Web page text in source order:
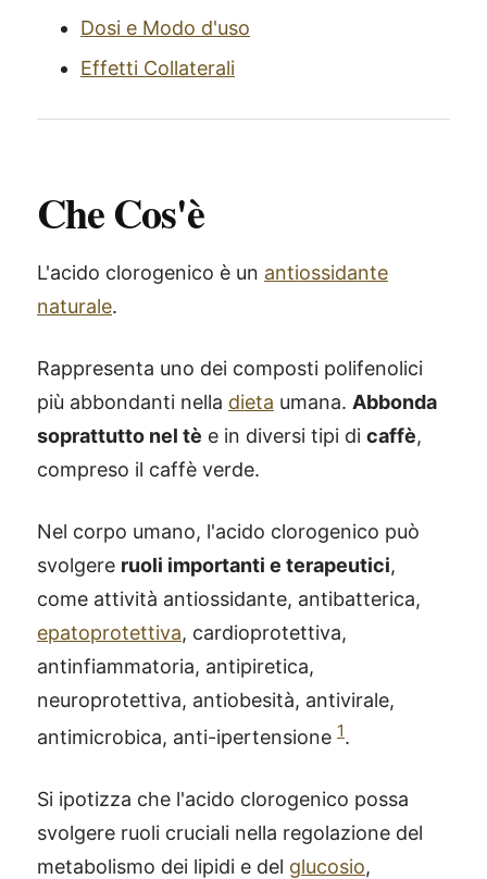
Dosi e Modo d'uso
Effetti Collaterali
Che Cos'è
L'acido clorogenico è un antiossidante
naturale.
Rappresenta uno dei composti polifenolici
più abbondanti nella dieta umana. Abbonda
soprattutto nel tè e in diversi tipi di caffè,
compreso il caffè verde.
Nel corpo umano, l'acido clorogenico può
svolgere ruoli importanti e terapeutici,
come attività antiossidante, antibatterica,
epatoprotettiva, cardioprotettiva,
antinfiammatoria, antipiretica,
neuroprotettiva, antiobesità, antivirale,
antimicrobica, anti-ipertensione 1.
Si ipotizza che l'acido clorogenico possa
svolgere ruoli cruciali nella regolazione del
metabolismo dei lipidi e del glucosio,